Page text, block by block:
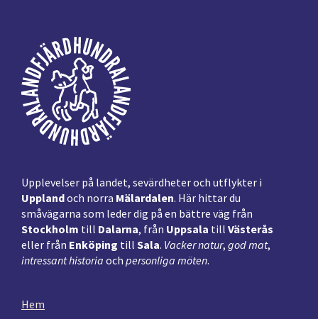
Footer
Upplevelser på landet, sevärdheter och utflykter i
Upplandoch norra Mälardalen. Här hittar du
småvägarna som leder dig på en bättre väg från
Stockholm till Dalarna, från Uppsala till Västerås
eller från Enköping till Sala. Vacker natur, god mat,
intressant historia och personliga möten.
Hem